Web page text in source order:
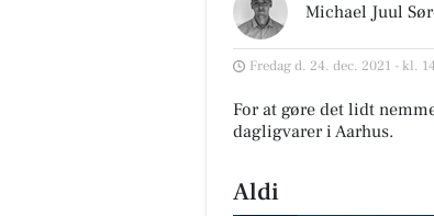
Michael Juul
Fredag d. 24. dec. 2021 - kl.
For at gøre det lidt
dagligvarer i Aarhus.
Aldi